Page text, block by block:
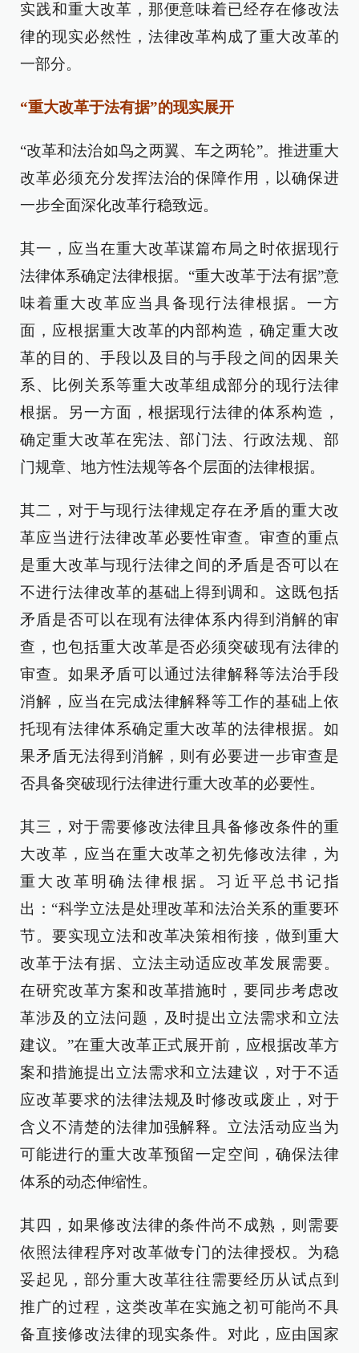
实践和重大改革，那便意味着已经存在修改法
律的现实必然性，法律改革构成了重大改革的
一部分。
“重大改革于法有据”的现实展开
“改革和法治如鸟之两翼、车之两轮”。推进重大
改革必须充分发挥法治的保障作用，以确保进
一步全面深化改革行稳致远。
其一，应当在重大改革谋篇布局之时依据现行
法律体系确定法律根据。“重大改革于法有据”意
味着重大改革应当具备现行法律根据。一方
面，应根据重大改革的内部构造，确定重大改
革的目的、手段以及目的与手段之间的因果关
系、比例关系等重大改革组成部分的现行法律
根据。另一方面，根据现行法律的体系构造，
确定重大改革在宪法、部门法、行政法规、部
门规章、地方性法规等各个层面的法律根据。
其二，对于与现行法律规定存在矛盾的重大改
革应当进行法律改革必要性审查。审查的重点
是重大改革与现行法律之间的矛盾是否可以在
不进行法律改革的基础上得到调和。这既包括
矛盾是否可以在现有法律体系内得到消解的审
查，也包括重大改革是否必须突破现有法律的
审查。如果矛盾可以通过法律解释等法治手段
消解，应当在完成法律解释等工作的基础上依
托现有法律体系确定重大改革的法律根据。如
果矛盾无法得到消解，则有必要进一步审查是
否具备突破现行法律进行重大改革的必要性。
其三，对于需要修改法律且具备修改条件的重
大改革，应当在重大改革之初先修改法律，为
重大改革明确法律根据。习近平总书记指
出：“科学立法是处理改革和法治关系的重要环
节。要实现立法和改革决策相衔接，做到重大
改革于法有据、立法主动适应改革发展需要。
在研究改革方案和改革措施时，要同步考虑改
革涉及的立法问题，及时提出立法需求和立法
建议。”在重大改革正式展开前，应根据改革方
案和措施提出立法需求和立法建议，对于不适
应改革要求的法律法规及时修改或废止，对于
含义不清楚的法律加强解释。立法活动应当为
可能进行的重大改革预留一定空间，确保法律
体系的动态伸缩性。
其四，如果修改法律的条件尚不成熟，则需要
依照法律程序对改革做专门的法律授权。为稳
妥起见，部分重大改革往往需要经历从试点到
推广的过程，这类改革在实施之初可能尚不具
备直接修改法律的现实条件。对此，应由国家